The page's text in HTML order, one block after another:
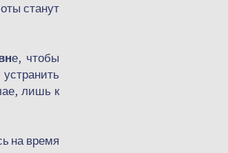
станут
е, чтобы
лишь к
на время